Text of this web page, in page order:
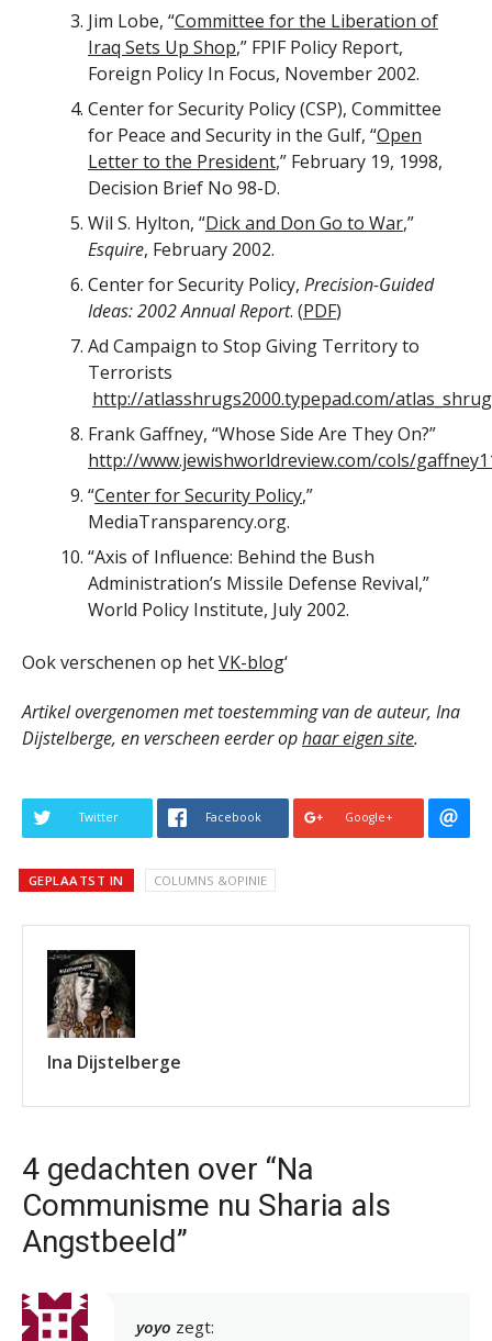
Jim Lobe, “Committee for the Liberation of
Iraq Sets Up Shop,” FPIF Policy Report,
Foreign Policy In Focus, November 2002.
Center for Security Policy (CSP), Committee
for Peace and Security in the Gulf, “Open
Letter to the President,” February 19, 1998,
Decision Brief No 98-D.
Wil S. Hylton, “Dick and Don Go to War,”
Esquire, February 2002.
Center for Security Policy, Precision-Guided
Ideas: 2002 Annual Report. (PDF)
Ad Campaign to Stop Giving Territory to
Terrorists
http://atlasshrugs2000.typepad.com/
Frank Gaffney, “Whose Side Are They On?”
http://www.jewishworldreview.com/cols/
“Center for Security Policy,”
MediaTransparency.org.
“Axis of Influence: Behind the Bush
Administration’s Missile Defense Revival,”
World Policy Institute, July 2002.
Ook verschenen op hetVK-blog‘
Artikel overgenomen met toestemming van de auteur, Ina
Dijstelberge, en verscheen eerder ophaar eigen site.
Twitter Facebook Google+
GEPLAATST IN COLUMNS &OPINIE
Ina Dijstelberge
4 gedachten over “Na
Communisme nu Sharia als
Angstbeeld”
yoyo zegt: